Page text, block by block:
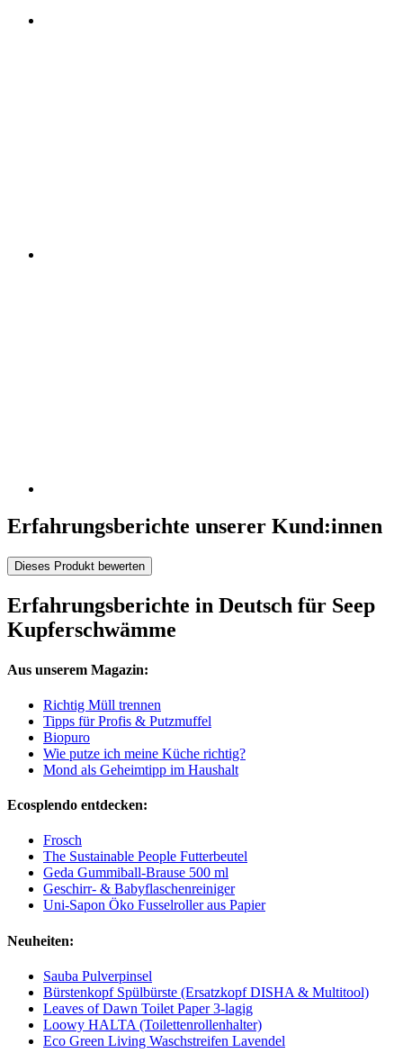
Erfahrungsberichte unserer Kund:innen
Dieses Produkt bewerten
Erfahrungsberichte in Deutsch für Seep
Kupferschwämme
Aus unserem Magazin:
Richtig Müll trennen
Tipps für Profis & Putzmuffel
Biopuro
Wie putze ich meine Küche richtig?
Mond als Geheimtipp im Haushalt
Ecosplendo entdecken:
Frosch
The Sustainable People Futterbeutel
Geda Gummiball-Brause 500 ml
Geschirr- & Babyflaschenreiniger
Uni-Sapon Öko Fusselroller aus Papier
Neuheiten:
Sauba Pulverpinsel
Bürstenkopf Spülbürste (Ersatzkopf DISHA & Multitool)
Leaves of Dawn Toilet Paper 3-lagig
Loowy HALTA (Toilettenrollenhalter)
Eco Green Living Waschstreifen Lavendel